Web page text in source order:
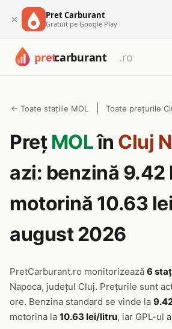
× Pret Carburant
Gratuit pe Google Play
← Toate stațiile MOL Toate prețurile
Preț MOLîn Cluj
azi: benzină 9.42
motorină 10.63
august 2026
PretCarburant.ro monitorizează 6
Napoca, județul Cluj. Prețurile sunt
ore. Benzina standard se vinde la
motorina la 10.63 lei/litru, iar GPL-ul